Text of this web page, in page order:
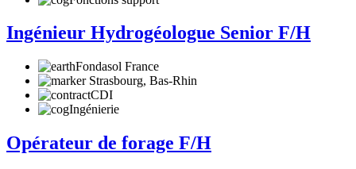
Ingénieur Hydrogéologue Senior F/H
Fondasol France
Strasbourg, Bas-Rhin
CDI
Ingénierie
Opérateur de forage F/H